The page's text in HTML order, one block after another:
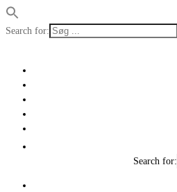
Search for:
Search for: